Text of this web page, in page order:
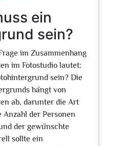
ein
sein?
im Zusammenhang
im Fotostudio lautet:
sein? Die
hängt von
ab, darunter die Art
Anzahl der Personen
der gewünschte
sollte ein